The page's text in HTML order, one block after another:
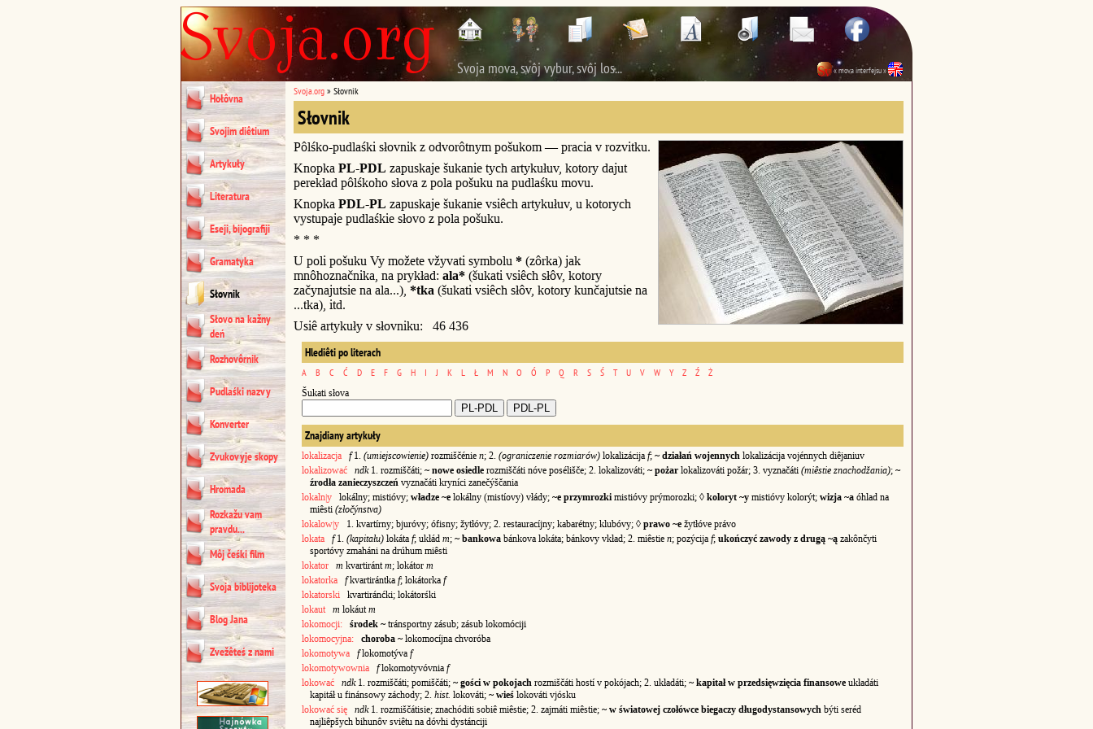
Svoja mova, svôj vybur, svôj los... « mova interfejsu »
Hołôvna
Svojim diêtium
Artykuły
Literatura
Eseji, bijografiji
Gramatyka
Słovnik
Słovo na kažny
deń
Rozhovôrnik
Pudlaśki nazvy
Konverter
Zvukovyje skopy
Hromada
Rozkažu vam
pravdu...
Môj čeśki film
Svoja biblijoteka
Blog Jana
Zvežêteś z nami
Svoja.org » Słovnik
Słovnik
Pôlśko-pudlaśki słovnik z odvorôtnym pošukom — pracia v rozvitku.
Knopka PL-PDL zapuskaje šukanie tych artykułuv, kotory dajut
perekład pôlśkoho słova z pola pošuku na pudlaśku movu.
Knopka PDL-PL zapuskaje šukanie vsiêch artykułuv, u kotorych
vystupaje pudlaśkie słovo z pola pošuku.
* * *
U poli pošuku Vy možete vžyvati symbolu * (zôrka) jak
mnôhoznačnika, na prykład: ala* (šukati vsiêch słôv, kotory
začynajutsie na ala...), *tka (šukati vsiêch słôv, kotory kunčajutsie na
...tka), itd.
Usiê artykuły v słovniku: 46 436
Hlediêti po literach
A B C Ć D E F G H I J K L Ł M N O Ó P Q R S Ś T U V W Y Z Ź Ż
Šukati słova
Znajdiany artykuły
lokalizacja f1. (umiejscowienie) rozmiščénie n; 2. (ograniczenie rozmiarów) lokalizácija f; ~ działań wojennych lokalizácija vojénnych diêjaniuv
lokalizować
ndk1. rozmiščáti; ~ nowe osiedle rozmiščáti nóve posélišče; 2. lokalizováti; ~ pożar lokalizováti požár; 3. vyznačáti (miêstie znachodžania); ~
źrodła zanieczyszczeń vyznačáti kryníci zanečýščania
lokaln|y lokálny; mistióvy; władze ~e lokálny (mistíovy) vłády; ~e przymrozki mistióvy prýmorozki; ◊ koloryt ~y mistióvy kolorýt; wizja ~a óhlad na
miêsti (złočýnstva)
lokalow|y 1. kvartírny; bjuróvy; ófisny; žytłóvy; 2. restauracíjny; kabarétny; klubóvy; ◊ prawo ~e žytłóve právo
lokata
f1. (kapitału) lokáta f; ukłád m; ~ bankowa bánkova lokáta; bánkovy vkład; 2. miêstie n; pozýcija f; ukończyć zawody z drugą ~ą zakônčyti
sportóvy zmaháni na drúhum miêsti
lokator
m kvartiránt m; lokátor m
lokatorka
fkvartirántka f; lokátorka f
lokatorski kvartiránćki; lokátorśki
lokaut
m lokáut m
lokomocji:
środek ~ tránsportny zásub; zásub lokomóciji
lokomocyjna:
choroba ~ lokomocíjna chvoróba
lokomotywa
flokomotýva f
lokomotywownia
flokomotyvóvnia f
lokować
ndk1. rozmiščáti; pomiščáti; ~ gości w pokojach rozmiščáti hostí v pokójach; 2. układáti; ~ kapitał w przedsięwzięcia finansowe układáti
kapitáł u finánsowy záchody; 2. hist. lokováti; ~ wieś lokováti vjósku
lokować się
ndk1. rozmiščátisie; znachóditi sobiê miêstie; 2. zajmáti miêstie; ~ w światowej czołówce biegaczy długodystansowych býti seréd
najliêpšych bihunôv sviêtu na dóvhi dystánciji